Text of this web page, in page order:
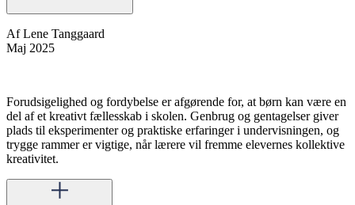
Af Lene Tanggaard
Maj 2025
Forudsigelighed og fordybelse er afgørende for, at børn kan være en
del af et kreativt fællesskab i skolen. Genbrug og gentagelser giver
plads til eksperimenter og praktiske erfaringer i undervisningen, og
trygge rammer er vigtige, når lærere vil fremme elevernes kollektive
kreativitet.